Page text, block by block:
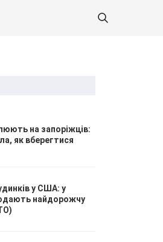
на запоріжців:
як вберегтися
у США: у
найдорожчу